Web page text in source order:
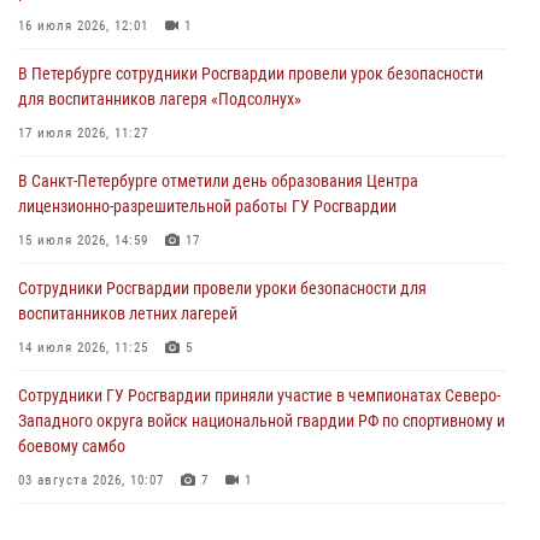
06 августа 2026, 11:36
Сотрудники и военнослужащие Росгвардии обеспечили
правопорядок при проведении матча "Зенит" - "Балтика"
06 августа 2026, 07:30
В Выборгском районе наряд Росгвардии обнаружил
разыскиваемый преступный автотранспорт
05 августа 2026, 12:25 2
Петербургские росгвардейцы обнаружили объявленный в розыск
автомобиль, ранее использовавшийся при совершении кражи в
Ленобласти
16 июля 2026, 12:01 1
В Петербурге сотрудники Росгвардии провели урок безопасности
для воспитанников лагеря «Подсолнух»
17 июля 2026, 11:27
В Санкт-Петербурге отметили день образования Центра
лицензионно-разрешительной работы ГУ Росгвардии
15 июля 2026, 14:59 17
Сотрудники Росгвардии провели уроки безопасности для
воспитанников летних лагерей
14 июля 2026, 11:25 5
Сотрудники ГУ Росгвардии приняли участие в чемпионатах Северо-
Западного округа войск национальной гвардии РФ по спортивному и
боевому самбо
03 августа 2026, 10:07 7 1